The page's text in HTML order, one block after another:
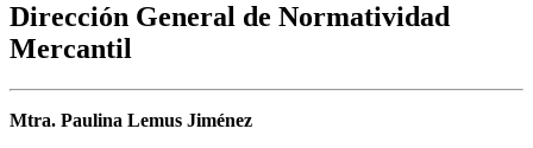
Dirección General de Normatividad
Mercantil
Mtra. Paulina Lemus Jiménez